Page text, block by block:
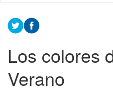
Contenido
principal
Los colores
Verano